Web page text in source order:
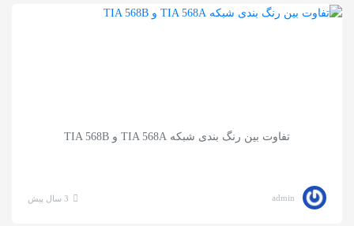
تفاوت بین رنگ بندی شبکه TIA 568A و TIA 568B
admin 3 سال پیش